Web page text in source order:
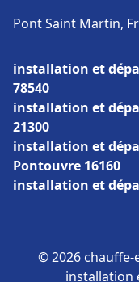
Pont Saint Martin,
installation et
78540
installation et
21300
installation et
Pontouvre 16160
installation et
© 2026 chauffe-
installation